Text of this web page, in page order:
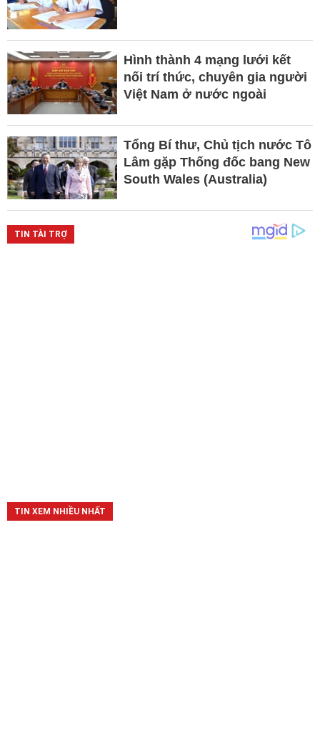
Hình thành 4 mạng lưới kết
nối trí thức, chuyên gia người
Việt Nam ở nước ngoài
Tổng Bí thư, Chủ tịch nước Tô
Lâm gặp Thống đốc bang New
South Wales (Australia)
TIN XEM NHIỀU NHẤT